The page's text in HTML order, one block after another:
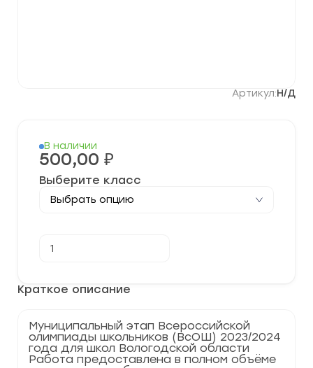
Артикул:Н/Д
Краткое описание
Муниципальный этап Всероссийской
олимпиады школьников (ВсОШ) 2023/2024
года для школ Вологодской области
Работа предоставлена в полном объёме
В наличии
500,00 ₽
Выберите класс
товара
этап
по
2024
Вологодская
область
35